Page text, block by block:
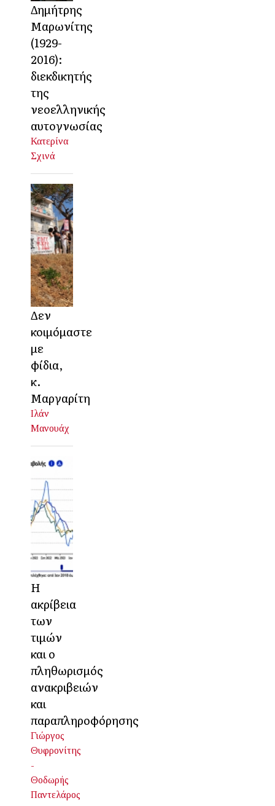
Δημήτρης
Μαρωνίτης
(1929-
2016):
διεκδικητής
της
νεοελληνικής
αυτογνωσίας
Κατερίνα
Σχινά
Δεν
κοιμόμαστε
με
φίδια,
κ.
Μαργαρίτη
Ιλάν
Μανουάχ
Η
ακρίβεια
των
τιμών
και ο
πληθωρισμός
ανακριβειών
και
παραπληροφόρησης
Γιώργος
Θυφρονίτης
-
Θοδωρής
Παντελάρος